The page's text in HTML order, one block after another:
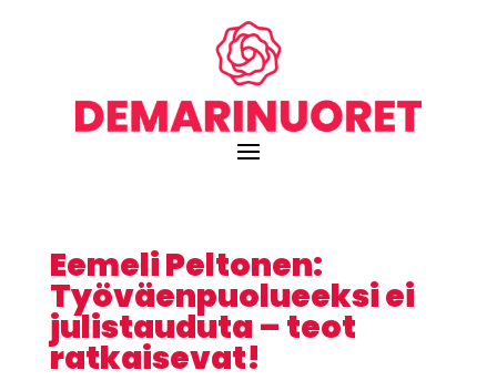
Eemeli Peltonen:
Työväenpuolueeksi ei
julistauduta – teot
ratkaisevat!